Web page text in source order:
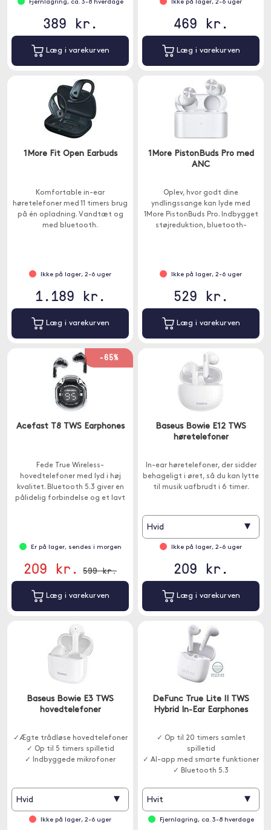
Fjernlagring, ca. 3-8 hverdage
389 kr.
Læg i varekurven
Ikke på lager, 2-6 uger
469 kr.
Læg i varekurven
1More Fit Open Earbuds
Komfortable in-ear
høretelefoner med 11 timers brug
på én opladning. Vandtæt og
med bluetooth.
Ikke på lager, 2-6 uger
1.189 kr.
Læg i varekurven
1More PistonBuds Pro med
ANC
Oplev, hvor godt dine
yndlingssange kan lyde med
1More PistonBuds Pro. Indbygget
støjreduktion, bluetooth-
Ikke på lager, 2-6 uger
529 kr.
Læg i varekurven
-65%
Acefast T8 TWS Earphones
Fede True Wireless-
hovedtelefoner med lyd i høj
kvalitet. Bluetooth 5.3 giver en
pålidelig forbindelse og et lavt
Er på lager, sendes i morgen
209 kr. 599 kr.
Læg i varekurven
Baseus Bowie E12 TWS
høretelefoner
In-ear høretelefoner, der sidder
behageligt i øret, så du kan lytte
til musik uafbrudt i 6 timer.
Hvid ▾
Ikke på lager, 2-6 uger
209 kr.
Læg i varekurven
Baseus Bowie E3 TWS
hovedtelefoner
✓Ægte trådløse hovedtelefoner
✓ Op til 5 timers spilletid
✓ Indbyggede mikrofoner
Hvid ▾
Ikke på lager, 2-6 uger
DeFunc True Lite II TWS
Hybrid In-Ear Earphones
✓ Op til 20 timers samlet
spilletid
✓ AI-app med smarte funktioner
✓ Bluetooth 5.3
Hvit ▾
Fjernlagring, ca. 3-8 hverdage